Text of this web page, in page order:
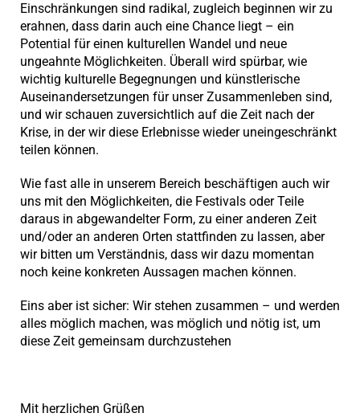
Einschränkungen sind radikal, zugleich beginnen wir zu
erahnen, dass darin auch eine Chance liegt – ein
Potential für einen kulturellen Wandel und neue
ungeahnte Möglichkeiten. Überall wird spürbar, wie
wichtig kulturelle Begegnungen und künstlerische
Auseinandersetzungen für unser Zusammenleben sind,
und wir schauen zuversichtlich auf die Zeit nach der
Krise, in der wir diese Erlebnisse wieder uneingeschränkt
teilen können.
Wie fast alle in unserem Bereich beschäftigen auch wir
uns mit den Möglichkeiten, die Festivals oder Teile
daraus in abgewandelter Form, zu einer anderen Zeit
und/oder an anderen Orten stattfinden zu lassen, aber
wir bitten um Verständnis, dass wir dazu momentan
noch keine konkreten Aussagen machen können.
Eins aber ist sicher: Wir stehen zusammen – und werden
alles möglich machen, was möglich und nötig ist, um
diese Zeit gemeinsam durchzustehen
Mit herzlichen Grüßen